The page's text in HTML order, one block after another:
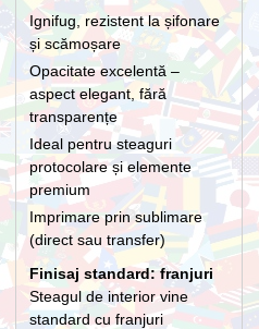
Ignifug, rezistent la șifonare
și scămoșare
Opacitate excelentă –
aspect elegant, fără
transparențe
Ideal pentru steaguri
protocolare și elemente
premium
Imprimare prin sublimare
(direct sau transfer)
Finisaj standard: franjuri
Steagul de interior vine
standard cu franjuri